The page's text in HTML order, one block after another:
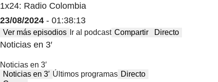
1x24: Radio Colombia
23/08/2024 - 01:38:13
Ver más episodios Ir al podcast Compartir Directo
Noticias en 3′
Noticias en 3′
Noticias en 3′ Últimos programas Directo